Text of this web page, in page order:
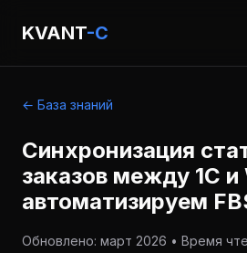
KVANT-C
← База знаний
Синхронизация
заказов между 1С
автоматизируем
Обновлено: март 2026 • Время